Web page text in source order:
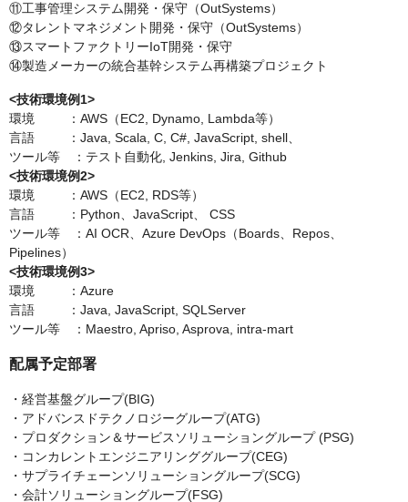
⑪工事管理システム開発・保守（OutSystems）
⑫タレントマネジメント開発・保守（OutSystems）
⑬スマートファクトリーIoT開発・保守
⑭製造メーカーの統合基幹システム再構築プロジェクト
<技術環境例1>
環境 ：AWS（EC2, Dynamo, Lambda等）
言語 ：Java, Scala, C, C#, JavaScript, shell、
ツール等 ：テスト自動化, Jenkins, Jira, Github
<技術環境例2>
環境 ：AWS（EC2, RDS等）
言語 ：Python、JavaScript、 CSS
ツール等 ：AI OCR、Azure DevOps（Boards、Repos、
Pipelines）
<技術環境例3>
環境 ：Azure
言語 ：Java, JavaScript, SQLServer
ツール等 ：Maestro, Apriso, Asprova, intra-mart
配属予定部署
・経営基盤グループ(BIG)
・アドバンスドテクノロジーグループ(ATG)
・プロダクション＆サービスソリューショングループ (PSG)
・コンカレントエンジニアリンググループ(CEG)
・サプライチェーンソリューショングループ(SCG)
・会計ソリューショングループ(FSG)